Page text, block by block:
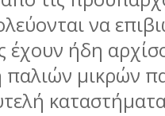
να
έχουν ήδη
παλιών μικρών